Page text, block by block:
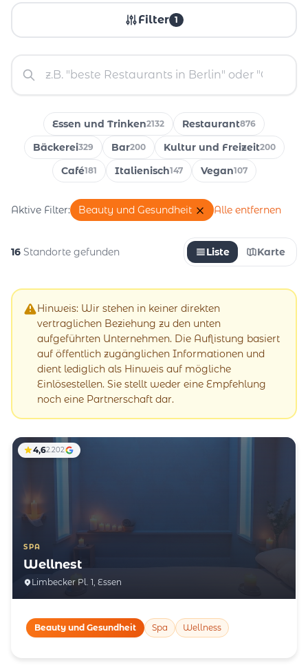
Filter 1
Essen und Trinken2132 Restaurant876
Bäckerei329 Bar200 Kultur und Freizeit200
Café181 Italienisch147 Vegan107
Aktive Filter: Beauty und Gesundheit Alle entfernen
16 Standorte gefunden Liste Karte
Hinweis: Wir stehen in keiner direkten
vertraglichen Beziehung zu den unten
aufgeführten Unternehmen. Die Auflistung basiert
auf öffentlich zugänglichen Informationen und
dient lediglich als Hinweis auf mögliche
Einlösestellen. Sie stellt weder eine Empfehlung
noch eine Partnerschaft dar.
SPA
Wellnest
Limbecker Pl. 1, Essen
4,62.202
Beauty und Gesundheit Spa Wellness